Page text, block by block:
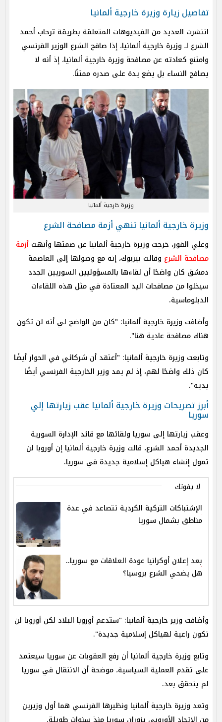
تفاصيل زيارة وزيرة خارجية ألمانيا
انتشرت العديد من الفيديوهات المتعلقة بطريقة ترحاب أحمد
الشرع لـ وزيرة خارجية ألمانيا، إذا صافح الشرع الوزير الفرنسي
وامتنع كعادته عن مصافحة وزيرة خارجية ألمانيا، إذ أنه لا
يصافح النساء بل يضع يدة على صدره ممتنًا.
وزيرة خارجية ألمانيا
وزيرة خارجية ألمانيا تنهي أزمة مصافحة الشرع
وعلي الفور، خرجت وزيرة خارجية ألمانيا عن صمتها وأنهت أزمة
مصافحة الشرع وقالت بيربوك، إنه مع وصولها إلى العاصمة
دمشق كان واضحًا أن لقاءها بالمسؤوليين السوريين الجدد
سيخلوا من مصافحات اليد المعتادة في مثل هذه اللقاءات
الدبلوماسية.
وأضافت وزيرة خارجية ألمانيا: "كان من الواضح لي أنه لن تكون
هناك مصافحة عادية هنا".
وتابعت وزيرة خارجية ألمانيا: "أعتقد أن شركائي في الحوار أيضًا
كان ذلك واضحًا لهم، إذ لم يمد وزير الخارجية الفرنسي أيضًا
يديه".
أبرز تصريحات وزيرة خارجية ألمانيا عقب زيارتها إلي
سوريا
وعقب زيارتها إلى سوريا ولقائها مع قائد الإدارة السورية
الجديدة أحمد الشرع، قالت وزيرة خارجية ألمانيا إن أوروبا لن
تمول إنشاء هياكل إسلامية جديدة في سوريا.
لا يفوتك
الإشتباكات التركية الكردية تتصاعد في عدة
مناطق بشمال سوريا
بعد إعلان أوكرانيا عودة العلاقات مع سوريا..
هل يضحي الشرع بروسيا؟
وأضافت وزير خارجية ألمانيا: "ستدعم أوروبا البلاد لكن أوروبا لن
تكون راعية لهياكل إسلامية جديدة".
وتابع وزيرة خارجية ألمانيا أن رفع العقوبات عن سوريا سيعتمد
على تقدم العملية السياسية، موضحة أن الانتقال في سوريا
لم يتحقق بعد.
وتعد وزيرة خارجية ألمانيا ونظيرها الفرنسي هما أول وزيرين